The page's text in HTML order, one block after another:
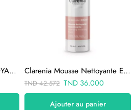
CETAPHIL LOTION NETTOYANTE 236ML Clarenia Mousse Nettoyante Eclaircissante 150ml
TND42.572 TND 36.000
Ajouter au panier